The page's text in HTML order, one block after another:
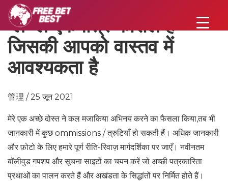
प्ले प्ले एकमात्र कौशल है
जिसकी आपको वास्तव में
आवश्यकता है
管理 / 25 जून 2021
मेरे एक अच्छे दोस्त ने कल मजाकिया अभिनय करने का फैसला किया,तब भी
जानकारी में कुछ ommissions / त्रुटियाँ हो सकती हैं। अधिक जानकारी
और फ़ोटो के लिए हमारे पूर्ण रीति-रिवाज़ मार्गदर्शिका पर जाएँ। नवीनतम
बॉलीवुड गपशप और सूचना साइटों का चयन करें जो अच्छी पत्रकारिता
प्रथाओं का पालन करते हैं और अखंडता के सिद्धांतों पर निर्मित होते हैं।